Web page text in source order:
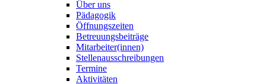
Über uns
Pädagogik
Öffnungszeiten
Betreuungsbeiträge
Mitarbeiter(innen)
Stellenausschreibungen
Termine
Aktivitäten